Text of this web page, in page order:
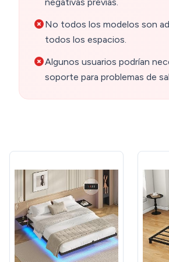
No todos los modelos son
todos los espacios.
Algunos usuarios podrían
soporte para problemas de